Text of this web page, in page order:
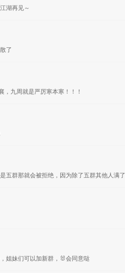
湖再见～
了
，九周就是严厉寒本寒！！！
五群那就会被拒绝，因为除了五群其他人满了
姐妹们可以加新群，🐰会同意哒